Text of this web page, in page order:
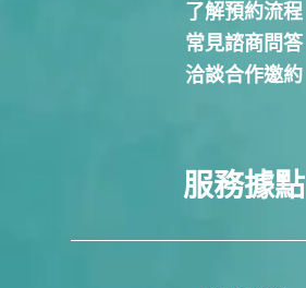
了解預約流程
常見諮商問答
洽談合作邀約
服務據點